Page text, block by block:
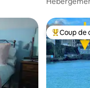
appréciés Coups de
Coup de